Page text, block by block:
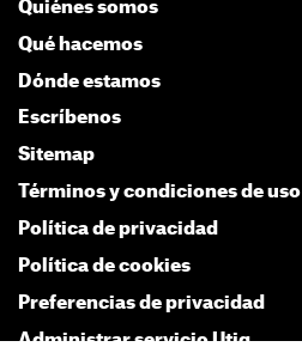
Quiénes somos
Qué hacemos
Dónde estamos
Escríbenos
Sitemap
Términos y condiciones de uso
Política de privacidad
Política de cookies
Preferencias de privacidad
Administrar servicio Utiq